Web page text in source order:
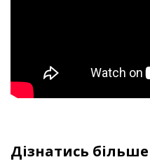
Дізнатись